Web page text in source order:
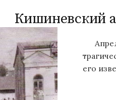
Кишиневский
его